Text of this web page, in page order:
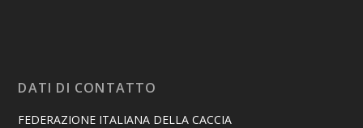
DATI DI CONTATTO
FEDERAZIONE ITALIANA DELLA CACCIA